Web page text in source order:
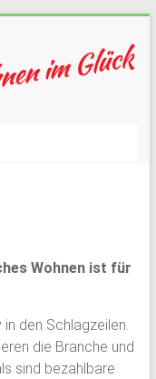
Wohnen ist für
den Schlagzeilen.
die Branche und
sind bezahlbare